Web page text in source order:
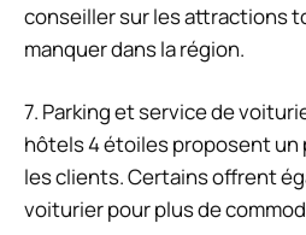
conseiller sur les attractions
manquer dans la région.
7. Parking et service de
hôtels 4 étoiles proposent un
les clients. Certains offrent
voiturier pour plus de